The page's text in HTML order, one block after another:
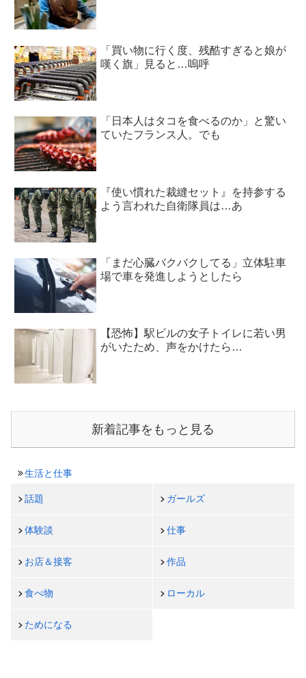
「買い物に行く度、残酷すぎると娘が
嘆く旗」見ると…嗚呼
「日本人はタコを食べるのか」と驚い
ていたフランス人。でも
『使い慣れた裁縫セット』を持参する
よう言われた自衛隊員は…あ
「まだ心臓バクバクしてる」立体駐車
場で車を発進しようとしたら
【恐怖】駅ビルの女子トイレに若い男
がいたため、声をかけたら…
新着記事をもっと見る
生活と仕事
話題 ガールズ
体験談 仕事
お店＆接客 作品
食べ物 ローカル
ためになる